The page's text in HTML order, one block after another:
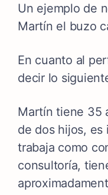
Un ejemplo de
Martín el buzo
En cuanto al
decir lo
Martín tiene 35
de dos hijos, es
trabaja como
consultoría,